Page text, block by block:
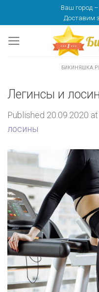
content
Ваш город –
Доставим
Легинсы и
Published 20.09.2020 at
лосины